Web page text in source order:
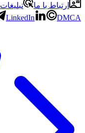
ارتباط با ما
تبلیغات
LinkedIn DMCA